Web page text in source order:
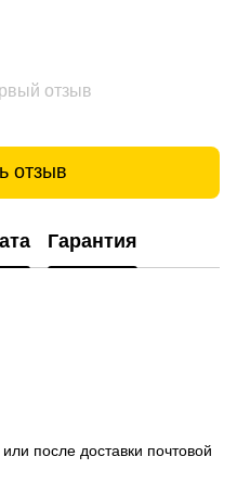
отзыв
отзыв
Гарантия
после доставки почтовой